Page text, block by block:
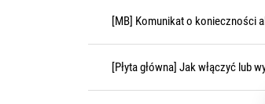
[MB] Komunikat o konieczności
[Płyta główna] Jak włączyć lub